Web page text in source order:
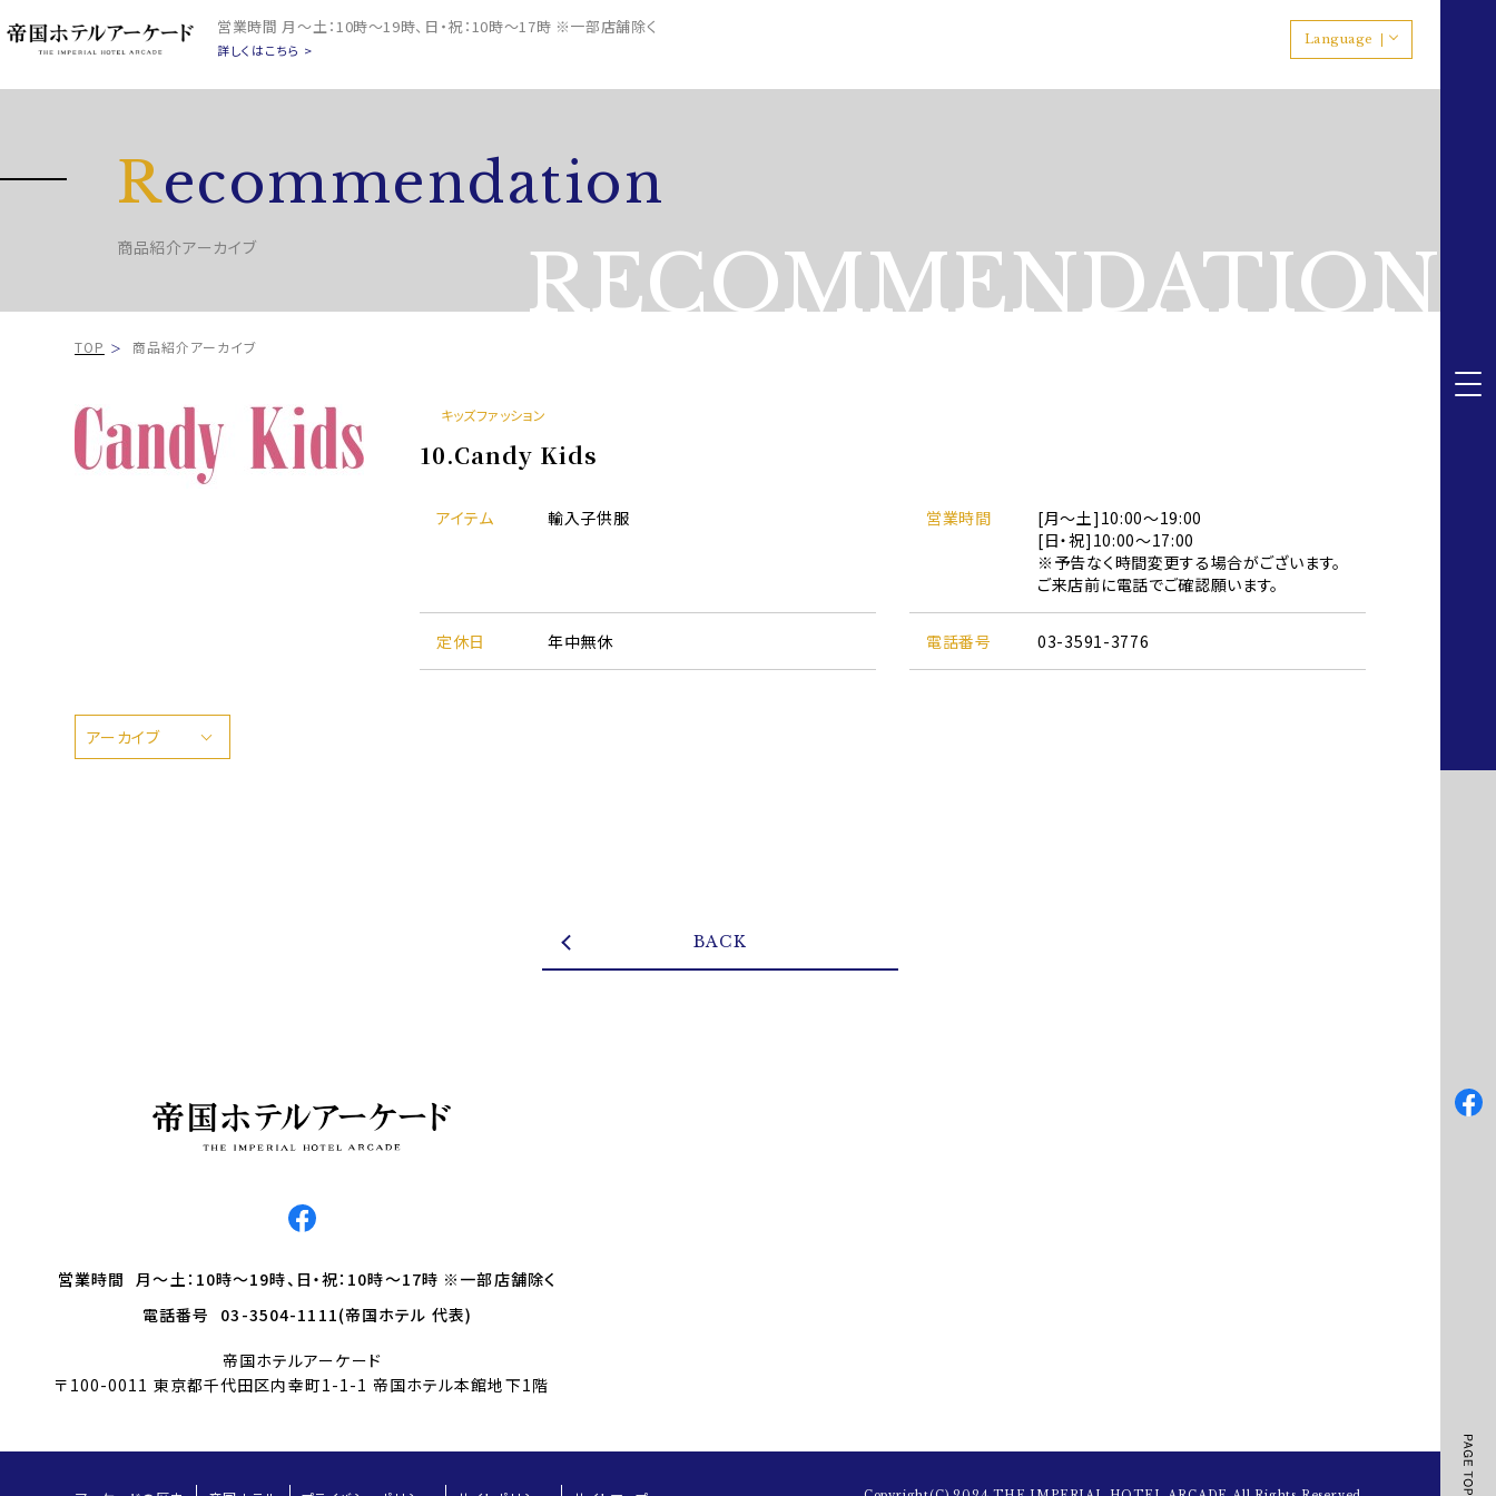
営業時間 月～土：10時～19時、日・祝：10時～17時 ※一部店舗除く
詳しくはこちら >
Language
Recommendation
商品紹介アーカイブ RECOMMENDATION
TOP 商品紹介アーカイブ
キッズファッション
10.Candy Kids
アイテム 輸入子供服 営業時間
[月～土]10:00～19:00
[日・祝]10:00～17:00
※予告なく時間変更する場合がございます。
ご来店前に電話でご確認願います。
定休日 年中無休 電話番号 03-3591-3776
アーカイブ
BACK
営業時間
月～土：10時～19時、日・祝：10時～17時 ※一部店舗除く
電話番号
03-3504-1111(帝国ホテル 代表)
帝国ホテルアーケード
〒100-0011 東京都千代田区内幸町1-1-1 帝国ホテル本館地下1階